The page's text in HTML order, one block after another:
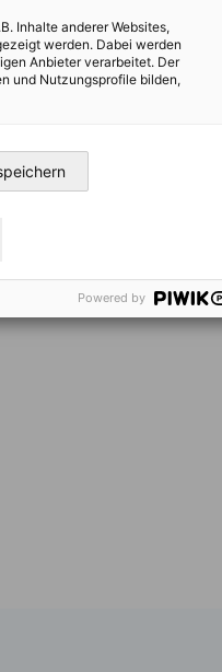
Inhalte anderer Websites,
werden. Dabei werden
Anbieter verarbeitet. Der
und Nutzungsprofile bilden,
Powered by